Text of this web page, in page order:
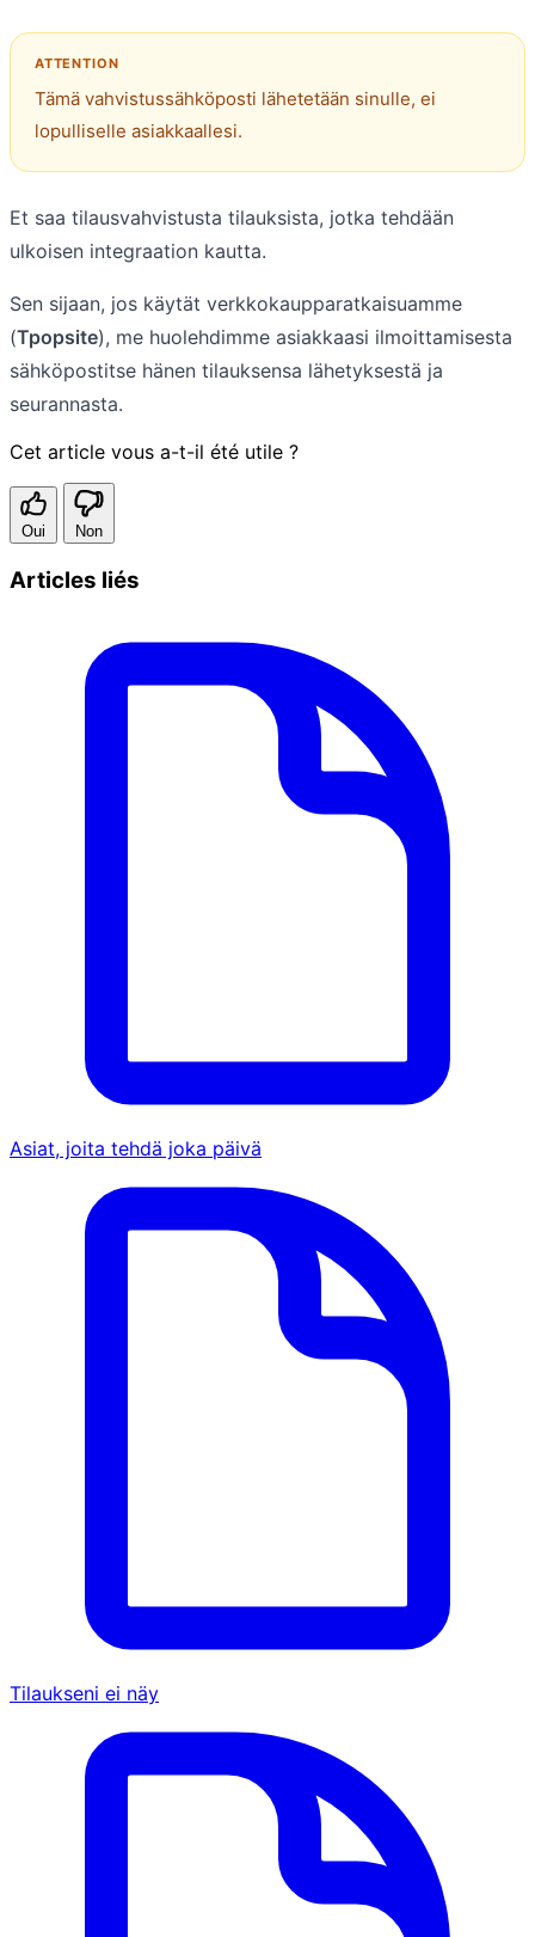
Tämä vahvistussähköposti lähetetään sinulle, ei
lopulliselle asiakkaallesi.
Et saa tilausvahvistusta tilauksista, jotka tehdään
ulkoisen integraation kautta.
Sen sijaan, jos käytät verkkokaupparatkaisuamme
(Tpopsite), me huolehdimme asiakkaasi ilmoittamisesta
sähköpostitse hänen tilauksensa lähetyksestä ja
seurannasta.
Cet article vous a-t-il été utile ?
Oui Non
Articles liés
Asiat, joita tehdä joka päivä
Tilaukseni ei näy